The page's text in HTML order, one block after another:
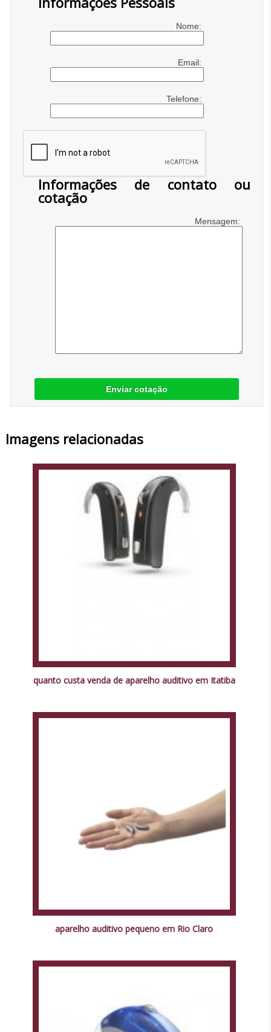
Nome:
Email:
Telefone:
Informações de contato ou
cotação
Mensagem:
Enviar cotação
Imagens relacionadas
quanto custa venda de aparelho auditivo em Itatiba
aparelho auditivo pequeno em Rio Claro